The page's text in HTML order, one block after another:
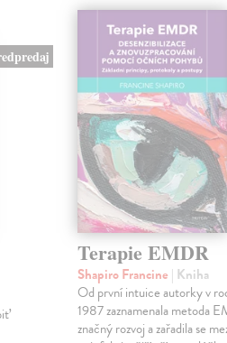
Terapie EMDR
Shapiro Francine | Kniha
Od první intuice autorky v
1987 zaznamenala metoda
značný rozvoj a zařadila se